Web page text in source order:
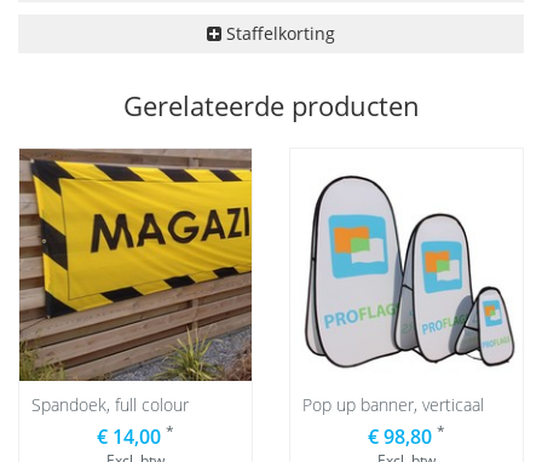
Staffelkorting
Gerelateerde producten
Spandoek, full colour
€ 14,00 *
Pop up banner, verticaal
€ 98,80 *